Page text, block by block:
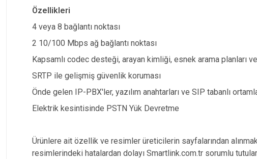
Özellikleri
4 veya 8 bağlantı noktası
2 10/100 Mbps ağ bağlantı noktası
Kapsamlı codec desteği, arayan kimliği, esnek arama planları
SRTP ile gelişmiş güvenlik koruması
Önde gelen IP-PBX'ler, yazılım anahtarları ve SIP tabanlı
Elektrik kesintisinde PSTN Yük Devretme
Ürünlere ait özellik ve resimler üreticilerin sayfalarından
resimlerindeki hatalardan dolayı Smartlink.com.tr sorumlu